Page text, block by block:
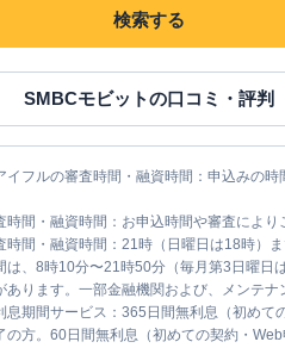
検索する
SMBCモビットの口コミ・評判
イフルの審査時間・融資時間：申込みの
時間・融資時間：お申込時間や審査により
時間・融資時間：21時（日曜日は18時）
は、8時10分〜21時50分（毎月第3日曜日
あります。一部金融機関および、メンテナ
息期間サービス：365日間無利息（初め
の方。60日間無利息（初めての契約・